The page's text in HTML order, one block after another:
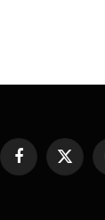
FacebookX
(Twitter)